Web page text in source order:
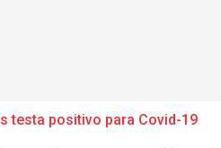
testa positivo para Covid-19